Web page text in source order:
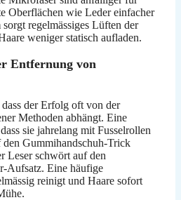
Oberflächen wie Leder einfacher
regelmässiges Lüften der
weniger statisch aufladen.
Entfernung von
der Erfolg oft von der
Methoden abhängt. Eine
sie jahrelang mit Fusselrollen
den Gummihandschuh-Trick
Leser schwört auf den
Aufsatz. Eine häufige
reinigt und Haare sofort